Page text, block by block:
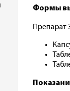
Формы
Препарат